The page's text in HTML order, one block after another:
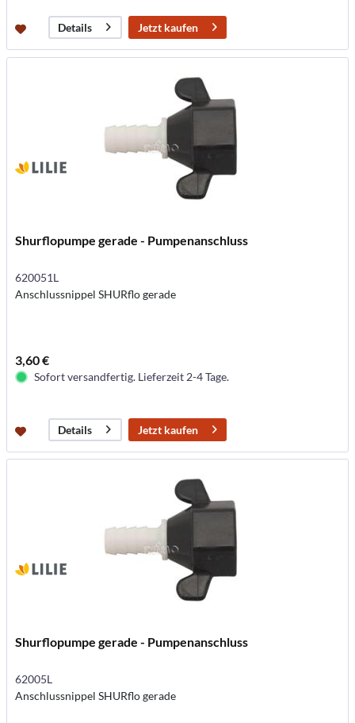
Details Jetzt kaufen
Shurflopumpe gerade - Pumpenanschluss
620051L
Anschlussnippel SHURflo gerade
3,60 €
Sofort versandfertig. Lieferzeit 2-4 Tage.
Details Jetzt kaufen
Shurflopumpe gerade - Pumpenanschluss
62005L
Anschlussnippel SHURflo gerade